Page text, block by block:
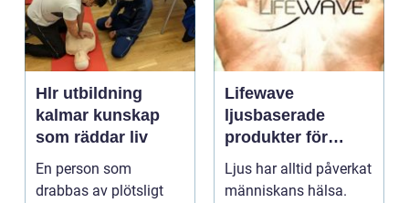
Hlr utbildning
kalmar kunskap
som räddar liv
En person som
drabbas av plötsligt
Lifewave
ljusbaserade
produkter för
hälsa och
välbefinnande
Ljus har alltid påverkat
människans hälsa.